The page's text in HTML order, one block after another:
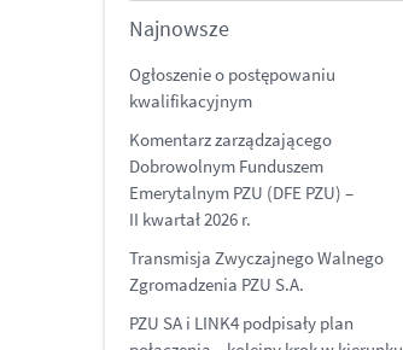
Najnowsze
Ogłoszenie o postępowaniu
kwalifikacyjnym
Komentarz zarządzającego
Dobrowolnym Funduszem
Emerytalnym PZU (DFE PZU) –
II kwartał 2026 r.
Transmisja Zwyczajnego Walnego
Zgromadzenia PZU S.A.
PZU SA i LINK4 podpisały plan